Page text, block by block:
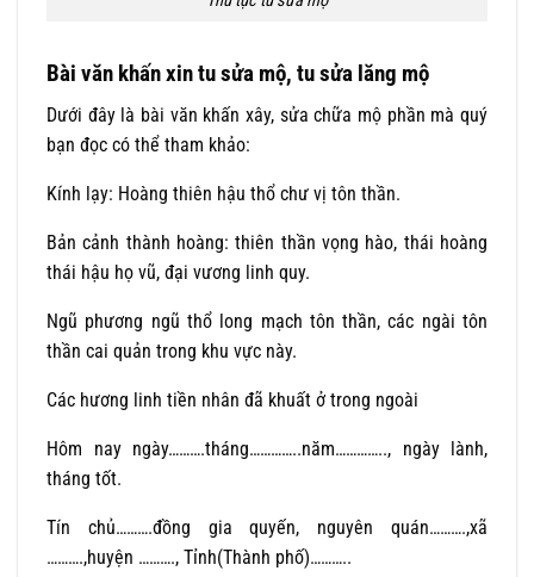
Bài văn khấn xin tu sửa mộ, tu sửa lăng mộ
Dưới đây là bài văn khấn xây, sửa chữa mộ phần mà quý
bạn đọc có thể tham khảo:
Kính lạy: Hoàng thiên hậu thổ chư vị tôn thần.
Bản cảnh thành hoàng: thiên thần vọng hào, thái hoàng
thái hậu họ vũ, đại vương linh quy.
Ngũ phương ngũ thổ long mạch tôn thần, các ngài tôn
thần cai quản trong khu vực này.
Các hương linh tiền nhân đã khuất ở trong ngoài
Hôm nay ngày……….tháng…………..năm………….., ngày lành,
tháng tốt.
Tín chủ……….đồng gia quyến, nguyên quán……….,xã
……….,huyện ………., Tỉnh(Thành phố)………..